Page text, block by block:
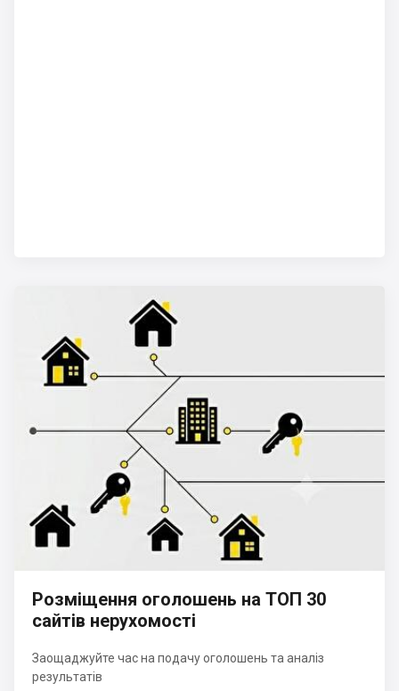
Розміщення оголошень на ТОП 30
сайтів нерухомості
Заощаджуйте час на подачу оголошень та аналіз
результатів